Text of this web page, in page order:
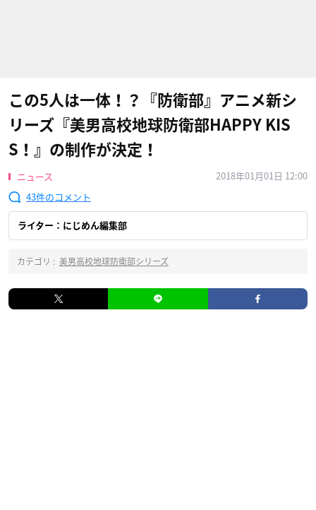
この5人は一体！？『防衛部』アニメ新シ
リーズ『美男高校地球防衛部HAPPY KIS
S！』の制作が決定！
ニュース
2018年01月01日 12:00
43
ライター：にじめん編集部
カテゴリ : 美男高校地球防衛部シリーズ